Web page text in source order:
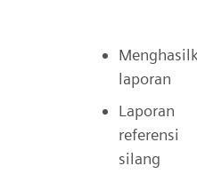
laporan
Laporan
referensi
silang